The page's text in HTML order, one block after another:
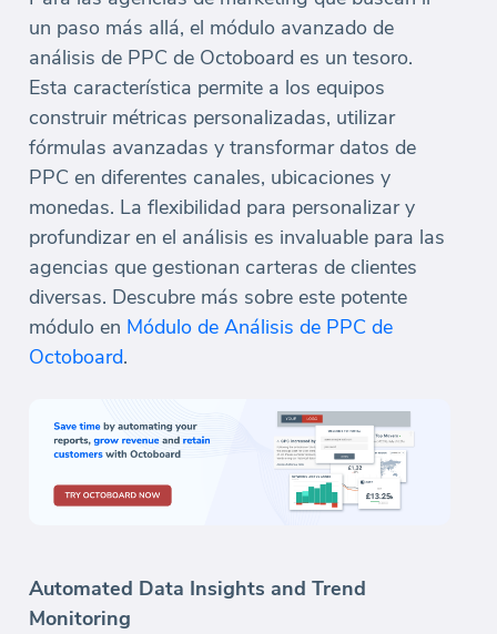
un paso más allá, el módulo avanzado de
análisis de PPC de Octoboard es un tesoro.
Esta característica permite a los equipos
construir métricas personalizadas, utilizar
fórmulas avanzadas y transformar datos de
PPC en diferentes canales, ubicaciones y
monedas. La flexibilidad para personalizar y
profundizar en el análisis es invaluable para las
agencias que gestionan carteras de clientes
diversas. Descubre más sobre este potente
módulo en Módulo de Análisis de PPC de
Octoboard.
Automated Data Insights and Trend
Monitoring